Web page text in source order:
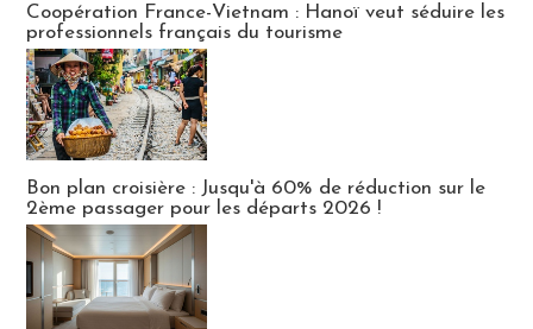
Coopération France-Vietnam : Hanoï veut séduire les
professionnels français du tourisme
Bon plan croisière : Jusqu'à 60% de réduction sur le
2ème passager pour les départs 2026 !